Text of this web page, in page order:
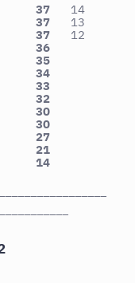
37
14
37
13
37
12
36
35
34
33
32
30
30
27
21
14